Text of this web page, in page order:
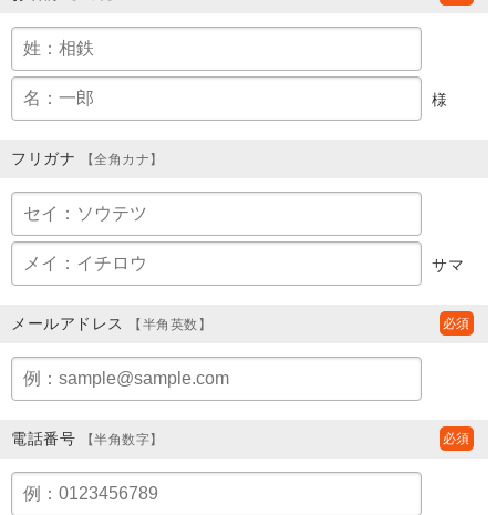
様
フリガナ 【全角カナ】
サマ
メールアドレス 【半角英数】
電話番号 【半角数字】